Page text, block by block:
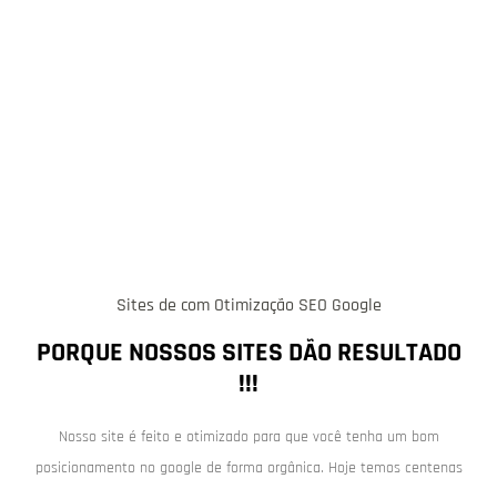
Sites de com Otimização SEO Google
PORQUE NOSSOS SITES DÃO RESULTADO
!!!
Nosso site é feito e otimizado para que você tenha um bom
posicionamento no google de forma orgânica. Hoje temos centenas